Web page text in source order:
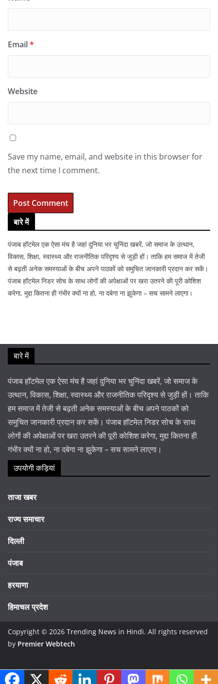
Email*
Website
Save my name, email, and website in this browser for
the next time I comment.
बारे में
पंजाब हॉटमेल एक ऐसा मंच है जहां दुनिया भर चुनिंदा खबरें, जो समाज के उत्थान,
विकास, शिक्षा, स्वास्थ्य और राजनीतिक परिदृश्य से जुड़ी हों। ताकि हम समाज में तेजी
से बढ़ती अनेक समस्याओं के बीच अपने पाठकों को समुचित जानकारी प्रदान कर सकें।
पंजाब हॉटमेल निडर सोच के साथ लोगों की अपेक्षाओं पर खरा उतरने की पूरी कोशिश
करेगा, मुद्दा कितना ही गंभीर क्यों ना हो, ना दबेगा ना झुकेगा – सच सामने लाएगा।
बारे में
पंजाब हॉटमेल एक ऐसा मंच है जहां दुनिया भर चुनिंदा खबरें, जो समाज के
उत्थान, विकास, शिक्षा, स्वास्थ्य और राजनीतिक परिदृश्य से जुड़ी हों। ताकि
हम समाज में तेजी से बढ़ती अनेक समस्याओं के बीच अपने पाठकों को
समुचित जानकारी प्रदान कर सकें। पंजाब हॉटमेल निडर सोच के साथ
लोगों की अपेक्षाओं पर खरा उतरने की पूरी कोशिश करेगा, मुद्दा कितना ही
गंभीर क्यों ना हो, ना दबेगा ना झुकेगा – सच सामने लाएगा।
उपयोगी कड़ियां
ताजा खबर
राज्य समाचार
दिल्ली
पंजाब
हरयाणा
हिमाचल प्रदेश
Copyright © 2026 Trending News in Hindi. All rights reserved
by Premier Webtech